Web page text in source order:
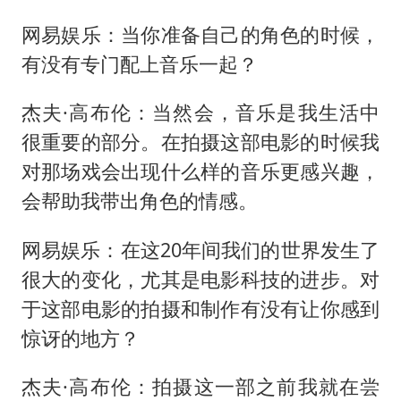
网易娱乐：当你准备自己的角色的时候，
有没有专门配上音乐一起？
杰夫·高布伦：当然会，音乐是我生活中
很重要的部分。在拍摄这部电影的时候我
对那场戏会出现什么样的音乐更感兴趣，
会帮助我带出角色的情感。
网易娱乐：在这20年间我们的世界发生了
很大的变化，尤其是电影科技的进步。对
于这部电影的拍摄和制作有没有让你感到
惊讶的地方？
杰夫·高布伦：拍摄这一部之前我就在尝